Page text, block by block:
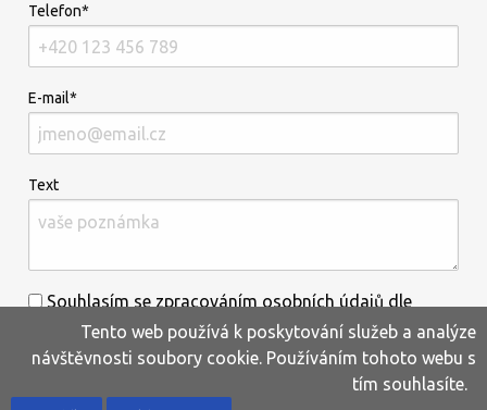
Telefon*
E-mail*
Text
Souhlasím se zpracováním osobních údajů dle
informací uvedenýchzde.*
Tento web používá k poskytování služeb a analýze
návštěvnosti soubory cookie. Používáním tohoto webu s
tím souhlasíte.